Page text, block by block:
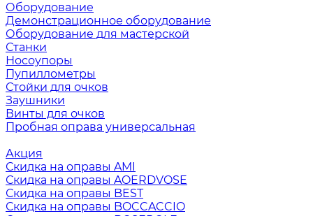
Оборудование
Демонстрационное оборудование
Оборудование для мастерской
Станки
Носоупоры
Пупиллометры
Стойки для очков
Заушники
Винты для очков
Пробная оправа универсальная
Акция
Скидка на оправы AMI
Скидка на оправы AOERDVOSE
Скидка на оправы BEST
Скидка на оправы BOCCACCIO